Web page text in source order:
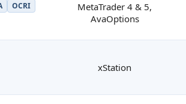
OCRI
MetaTrader 4 & 5,
AvaOptions
xStation